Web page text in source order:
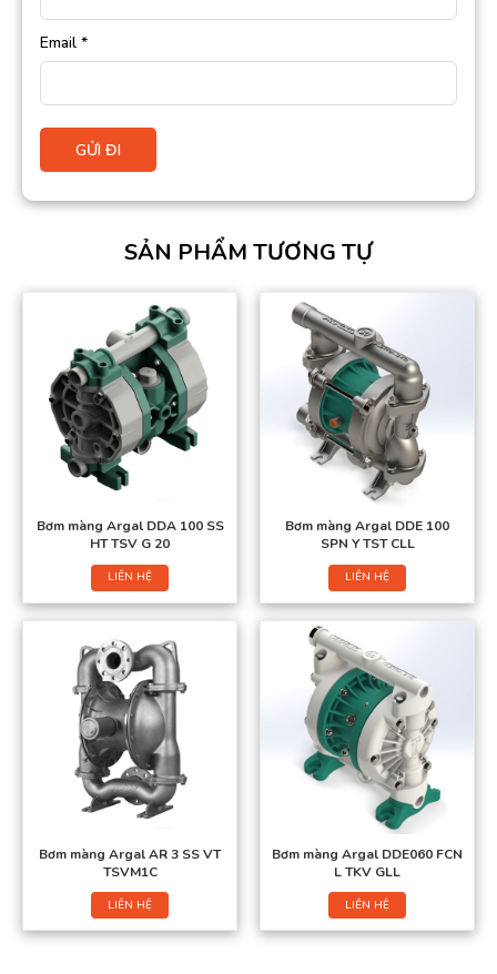
Email *
SẢN PHẨM TƯƠNG TỰ
Bơm màng Argal DDA 100 SS
HT TSV G 20
LIÊN HỆ
Bơm màng Argal DDE 100
SPN Y TST CLL
LIÊN HỆ
Bơm màng Argal AR 3 SS VT
TSVM1C
LIÊN HỆ
Bơm màng Argal DDE060 FCN
L TKV GLL
LIÊN HỆ